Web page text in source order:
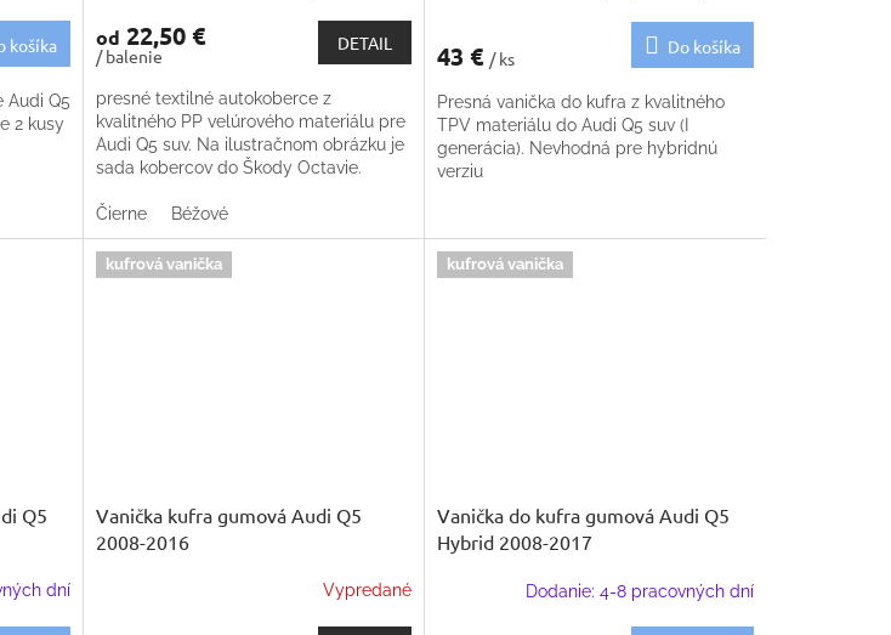
košíka
Audi Q5
2 kusy
od 22,50 €
/ balenie
DETAIL
presné textilné autokoberce z
kvalitného PP velúrového materiálu pre
Audi Q5 suv. Na ilustračnom obrázku je
sada kobercov do Škody Octavie.
TOVAR
Čierne Béžové
R
M
43 € / ks
Do košíka
Presná vanička do kufra z kvalitného
TPV materiálu do Audi Q5 suv (I
generácia). Nevhodná pre hybridnú
verziu
Q5
dní
kufrová vanička
Vanička kufra gumová Audi Q5
2008-2016
Vypredané
kufrová vanička
Vanička do kufra gumová Audi Q5
Hybrid 2008-2017
Dodanie: 4-8 pracovných dní